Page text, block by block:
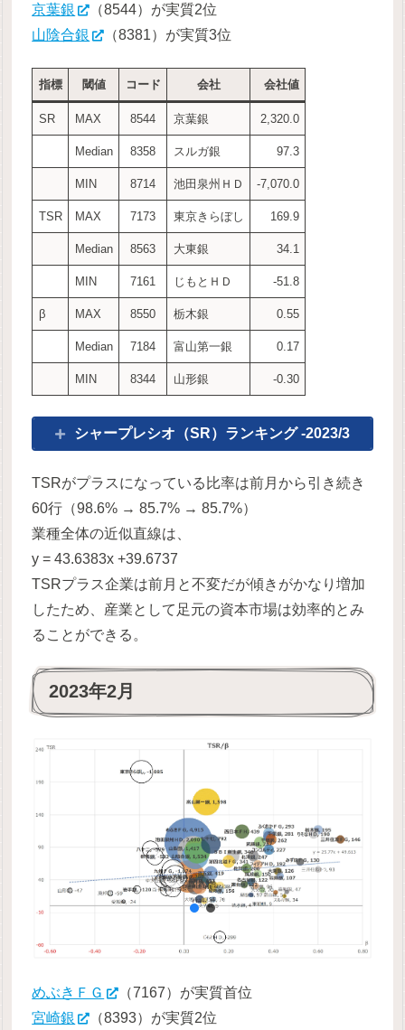
京葉銀
（8544）が実質2位
山陰合銀
（8381）が実質3位
指標 閾値 コード 会社 会社値
SR MAX 8544 京葉銀 2,320.0
Median 8358 スルガ銀 97.3
MIN 8714 池田泉州ＨＤ -7,070.0
TSR MAX 7173 東京きらぼし 169.9
Median 8563 大東銀 34.1
MIN 7161 じもとＨＤ -51.8
β MAX 8550 栃木銀 0.55
Median 7184 富山第一銀 0.17
MIN 8344 山形銀 -0.30
シャープレシオ（SR）ランキング -2023/3
TSRがプラスになっている比率は前月から引き続き
60行（98.6% → 85.7% → 85.7%）
業種全体の近似直線は、
y = 43.6383x +39.6737
TSRプラス企業は前月と不変だが傾きがかなり増加
したため、産業として足元の資本市場は効率的とみ
ることができる。
2023年2月
めぶきＦＧ
（7167）が実質首位
宮崎銀
（8393）が実質2位